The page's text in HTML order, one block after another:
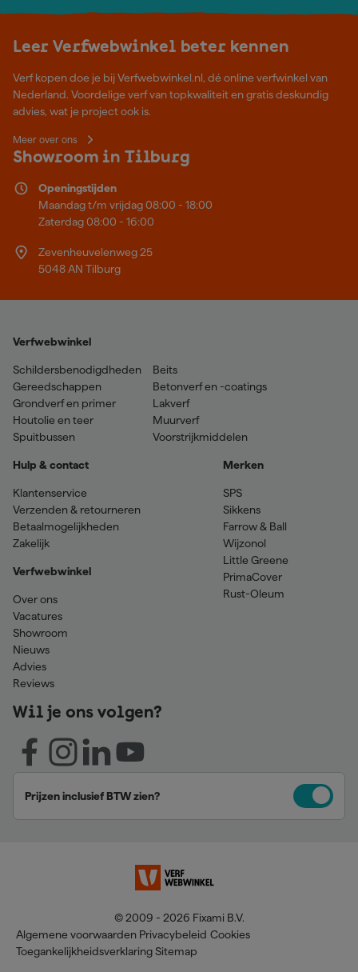
Leer Verfwebwinkel beter kennen
Verf kopen doe je bij Verfwebwinkel.nl, dé online verfwinkel van
Nederland. Voordelige verf van topkwaliteit en gratis deskundig
advies, wat je project ook is.
Meer over ons
Showroom in Tilburg
Openingstijden
Maandag t/m vrijdag 08:00 - 18:00
Zaterdag 08:00 - 16:00
Zevenheuvelenweg 25
5048 AN Tilburg
Verfwebwinkel
Schildersbenodigdheden
Gereedschappen
Grondverf en primer
Houtolie en teer
Spuitbussen
Beits
Betonverf en -coatings
Lakverf
Muurverf
Voorstrijkmiddelen
Hulp & contact
Klantenservice
Verzenden & retourneren
Betaalmogelijkheden
Zakelijk
Verfwebwinkel
Over ons
Vacatures
Showroom
Nieuws
Advies
Reviews
Merken
SPS
Sikkens
Farrow & Ball
Wijzonol
Little Greene
PrimaCover
Rust-Oleum
Wil je ons volgen?
Prijzen inclusief BTW zien?
© 2009 - 2026 Fixami B.V.
Algemene voorwaarden Privacybeleid Cookies
Toegankelijkheidsverklaring Sitemap